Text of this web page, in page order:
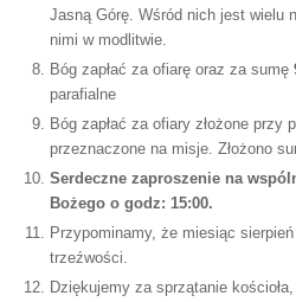
Jasną Górę. Wśród nich jest wielu
nimi w modlitwie.
Bóg zapłać za ofiarę oraz za sumę
parafialne
Bóg zapłać za ofiary złożone przy
przeznaczone na misje. Złożono
Serdeczne zaproszenie na
Bożego o godz: 15:00.
Przypominamy, że miesiąc
trzeźwości.
Dziękujemy za sprzątanie